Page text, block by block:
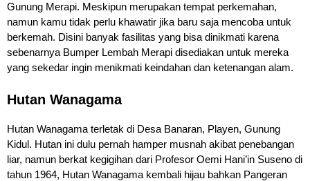
Gunung Merapi. Meskipun merupakan tempat perkemahan,
namun kamu tidak perlu khawatir jika baru saja mencoba untuk
berkemah. Disini banyak fasilitas yang bisa dinikmati karena
sebenarnya Bumper Lembah Merapi disediakan untuk mereka
yang sekedar ingin menikmati keindahan dan ketenangan alam.
Hutan Wanagama
Hutan Wanagama terletak di Desa Banaran, Playen, Gunung
Kidul. Hutan ini dulu pernah hamper musnah akibat penebangan
liar, namun berkat kegigihan dari Profesor Oemi Hani’in Suseno di
tahun 1964, Hutan Wanagama kembali hijau bahkan Pangeran